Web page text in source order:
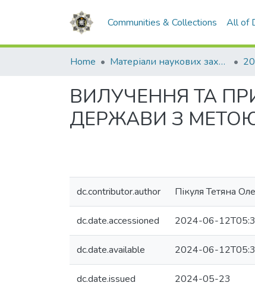
Communities & Collections All of
Home Матеріали наукових заходів
ВИЛУЧЕННЯ ТА
ДЕРЖАВИ З МЕТОЮ
dc.contributor.author Пікуля Тетяна
dc.date.accessioned 2024-06-
dc.date.available 2024-06-
dc.date.issued 2024-05-23